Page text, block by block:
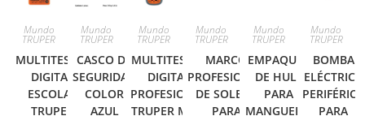
Mundo
TRUPER
MULTITESTER
DIGITAL
ESCOLAR
TRUPER
Mundo
TRUPER
CASCO DE
SEGURIDAD
COLOR
AZUL
Mundo
TRUPER
MULTITESTER
DIGITAL
PROFESIONAL
TRUPER MUT-
Mundo
TRUPER
MARCO
PROFESIONAL
DE SOLERA
PARA
Mundo
TRUPER
EMPAQUES
DE HULE
PARA
MANGUERA,
Mundo
TRUPER
BOMBA
ELÉCTRICA
PERIFÉRICA
PARA